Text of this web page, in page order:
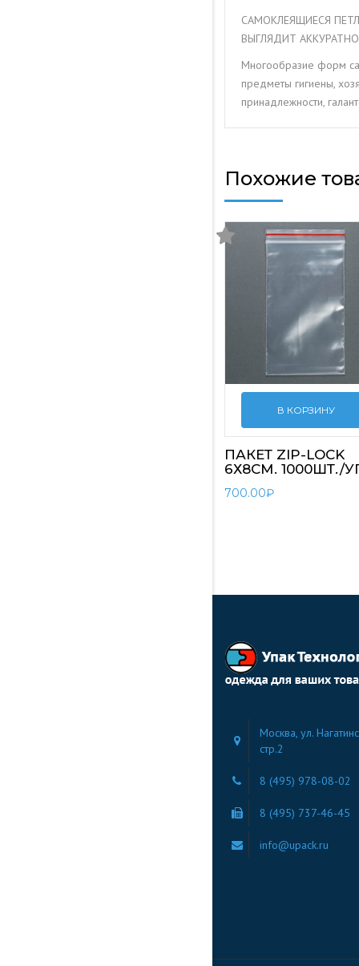
САМОКЛЕЯЩИЕСЯ
ВЫГЛЯДИТ
Многообразие форм
предметы гигиены,
принадлежности,
Похожие
В КОРЗИНУ
ПАКЕТ ZIP-LOCK
6Х8СМ. 1000ШТ./
700.00₽
Москва, ул.
стр.2
8 (495) 978-08-02
8 (495) 737-46-45
info@upack.ru